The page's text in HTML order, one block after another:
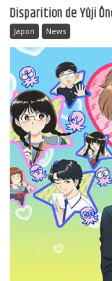
Disparition de Yûji
Japon News